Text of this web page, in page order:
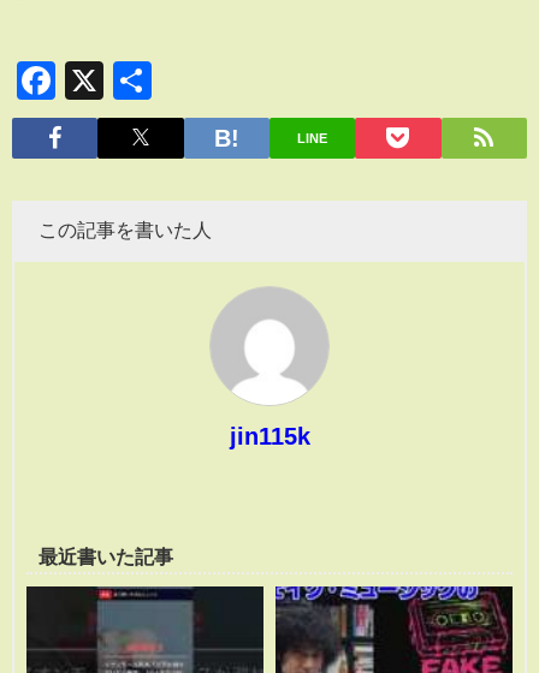
Facebook
X
有
LINE
この記事を書いた人
jin115k
最近書いた記事